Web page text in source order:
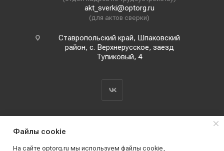
akt_sverki@optorg.ru
(для актов сверки)
Ставропольский край, Шпаковский
район, с. Верхнерусское, заезд
Тупиковый, 4
Файлы cookie
На сайте optorg.ru мы используем файлы cookie,